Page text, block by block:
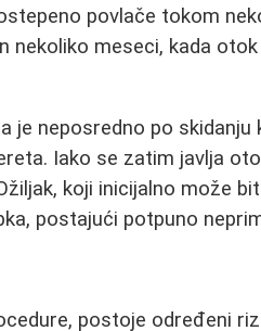
povlače tokom
nekoliko meseci, kada
je neposredno po
Iako se zatim javlja
koji inicijalno može
postajući potpuno
postoje određeni